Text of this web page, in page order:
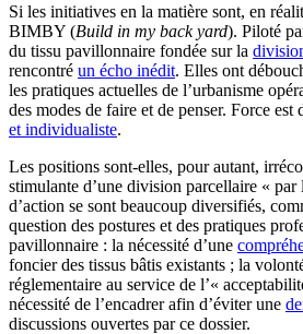
Si les initiatives en la matière sont, en
BIMBY (Build in my back yard). Piloté
du tissu pavillonnaire fondée sur la
rencontré un écho inédit. Elles ont
les pratiques actuelles de l’urbanisme
des modes de faire et de penser. Force
et individualiste.
Les positions sont-elles, pour autant,
stimulante d’une division parcellaire « par
d’action se sont beaucoup diversifiés,
question des postures et des pratiques
pavillonnaire : la nécessité d’une
foncier des tissus bâtis existants ; la
réglementaire au service de l’«
nécessité de l’encadrer afin d’éviter une
discussions ouvertes par ce dossier.